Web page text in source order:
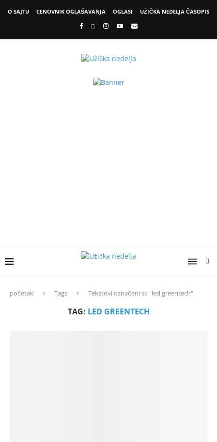
O SAJTU CENOVNIK OGLAŠAVANJA OGLASI UŽIČKA NEDELJA ČASOPIS
početak Tags Tekstovi označeni sa "led greentech"
TAG: LED GREENTECH